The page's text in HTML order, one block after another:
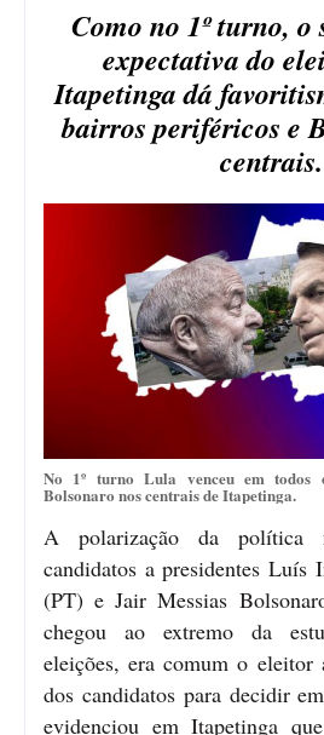
Como no 1º turno, o
expectativa do
Itapetinga dá
bairros periféricos e
centrais.
No 1º turno Lula venceu em todos
Bolsonaro nos centrais de Itapetinga.
A polarização da política
candidatos a presidentes Luís
(PT) e Jair Messias
chegou ao extremo da
eleições, era comum o eleitor
dos candidatos para decidir
evidenciou em Itapetinga